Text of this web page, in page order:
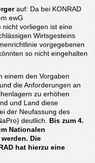
auf: Da bei KONRAD
ewG
nicht vorliegen ist eine
Wirtsgesteins
vorgegebenen
so nicht eingehalten
einem den Vorgaben
die Anforderungen an
zu erhöhen
und Land diese
der Neufassung des
deutlich. Bis zum 4.
Nationalen
Die
hat hierzu eine